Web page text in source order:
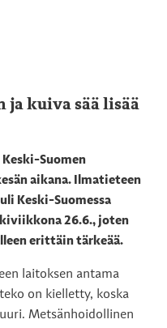
kuiva sää lisää
Suomen
aikana. Ilmatieteen
Keski-Suomessa
26.6., joten
erittäin tärkeää.
laitoksen antama
on kielletty, koska
Metsänhoidollinen